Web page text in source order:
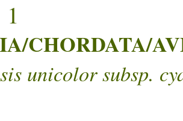
CHORDATA/
unicolor subsp.